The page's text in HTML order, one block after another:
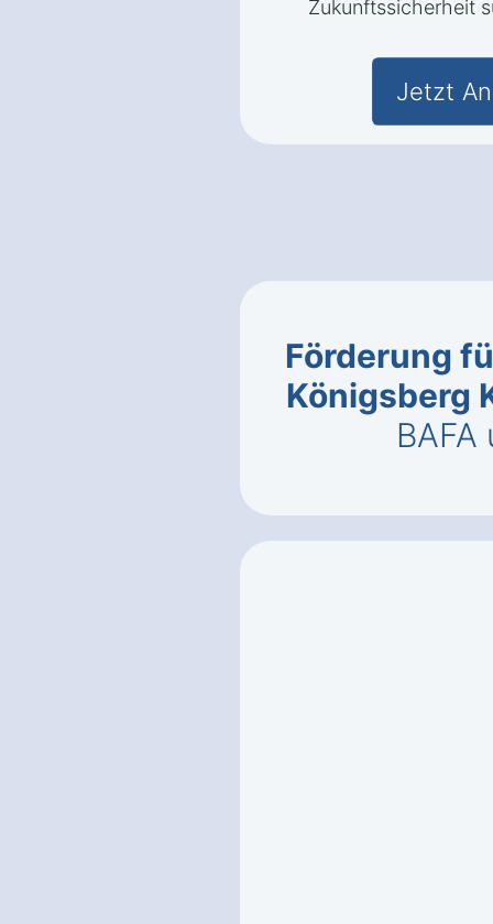
Zukunftssicherheit
Jetzt
Förderung
Königsberg